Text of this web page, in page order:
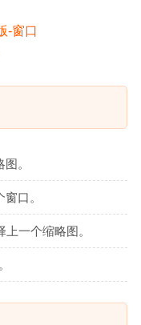
。
口。
一个缩略图。